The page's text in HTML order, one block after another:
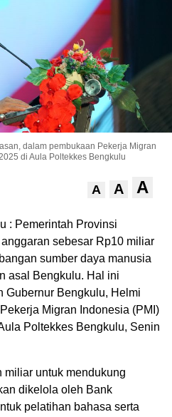
dalam pembukaan Pekerja Migran
di Aula Poltekkes Bengkulu
A A A
: Pemerintah Provinsi
sebesar Rp10 miliar
sumber daya manusia
asal Bengkulu. Hal ini
Gubernur Bengkulu, Helmi
Migran Indonesia (PMI)
Poltekkes Bengkulu, Senin
miliar untuk mendukung
dikelola oleh Bank
pelatihan bahasa serta